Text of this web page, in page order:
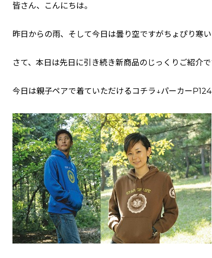
皆さん、こんにちは。
昨日からの雨、そして今日は曇り空ですがちょぴり寒
さて、本日は先日に引き続き新商品のじっくりご紹介で
今日は親子ペアで着ていただけるコチラ↓パーカー